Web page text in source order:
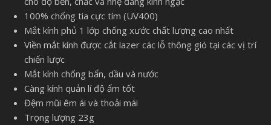
100% chống tia cực tím (UV400)
Mắt kính phủ 1 lớp chống xước chất lượng cao nhất
Viền mắt kính được cắt lazer các lỗ thông gió tại các vị trí
chiến lược
Mắt kính chống bẩn, dầu và nước
Càng kính quản lí độ ẩm tốt
Đệm mũi êm ái và thoải mái
Trọng lượng 23g